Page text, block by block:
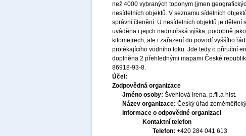
než 4000 vybraných toponym (jmen
nesídelních objektů. V seznamu sídelních
správní členění. U nesídelních objektů je dělení
uváděna i jejich nadmořská výška, podobně
kilometrech, ale i zařazení do povodí vyššího
protékajícího vodního toku. Jde tedy o příruční
doplněna 2 přehlednými mapami České
86918-93-8.
Účel:
Zodpovědná organizace
Jméno osoby: Švehlová Irena, p.fil.a hist.
Název organizace: Český úřad
Informace o odpovědné organizaci
Kontaktní telefon
Telefon: +420 284 041 613